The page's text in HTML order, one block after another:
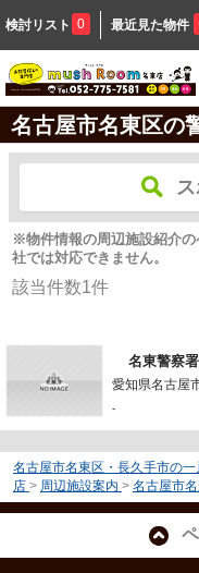
検討リスト 0 最近見た物件
名古屋市名東区の
※物件情報の周辺施設紹介
社では対応できません。
該当件数1件
名東警察
愛知県名古屋
-
名古屋市名東区・長久手市の
店 > 周辺施設案内 > 名古屋市